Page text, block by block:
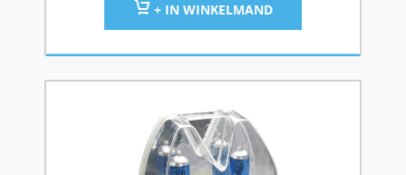
+ IN WINKELMAND